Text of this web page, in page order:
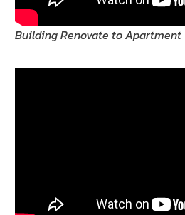
Building Renovate to Apartment